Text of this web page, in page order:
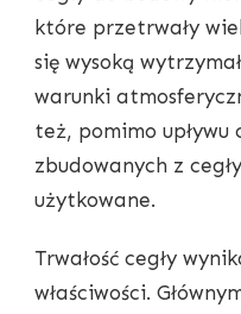
które przetrwały
się wysoką
warunki
też, pomimo upływu
zbudowanych z
użytkowane.
Trwałość cegły
właściwości.